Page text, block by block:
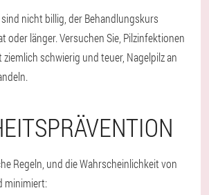
nicht billig, der Behandlungskurs
oder länger. Versuchen Sie, Pilzinfektionen
ziemlich schwierig und teuer, Nagelpilz an
Regeln, und die Wahrscheinlichkeit von
minimiert: